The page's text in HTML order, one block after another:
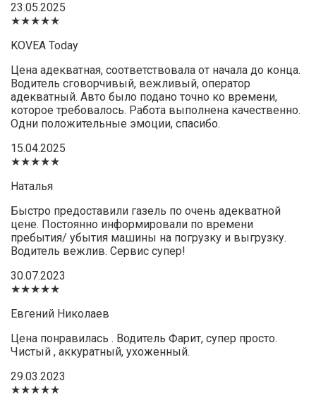
23.05.2025
★★★★★
KOVEA Today
Цена адекватная, соответствовала от начала до конца.
Водитель сговорчивый, вежливый, оператор
адекватный. Авто было подано точно ко времени,
которое требовалось. Работа выполнена качественно.
Одни положительные эмоции, спасибо.
15.04.2025
★★★★★
Наталья
Быстро предоставили газель по очень адекватной
цене. Постоянно информировали по времени
пребытия/ убытия машины на погрузку и выгрузку.
Водитель вежлив. Сервис супер!
30.07.2023
★★★★★
Евгений Николаев
Цена понравилась . Водитель Фарит, супер просто.
Чистый , аккуратный, ухоженный.
29.03.2023
★★★★★